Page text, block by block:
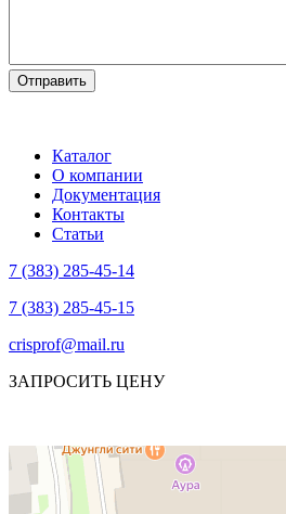
Каталог
О компании
Документация
Контакты
Статьи
7 (383) 285-45-14
7 (383) 285-45-15
crisprof@mail.ru
ЗАПРОСИТЬ ЦЕНУ